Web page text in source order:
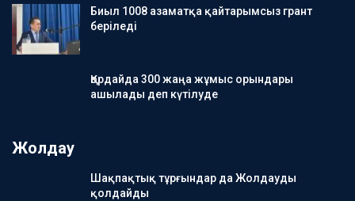
Биыл 1008 азаматқа қайтарымсыз грант
беріледі
Қордайда 300 жаңа жұмыс орындары
ашылады деп күтілуде
Жолдау
Шақпақтық тұрғындар да Жолдауды
қолдайды